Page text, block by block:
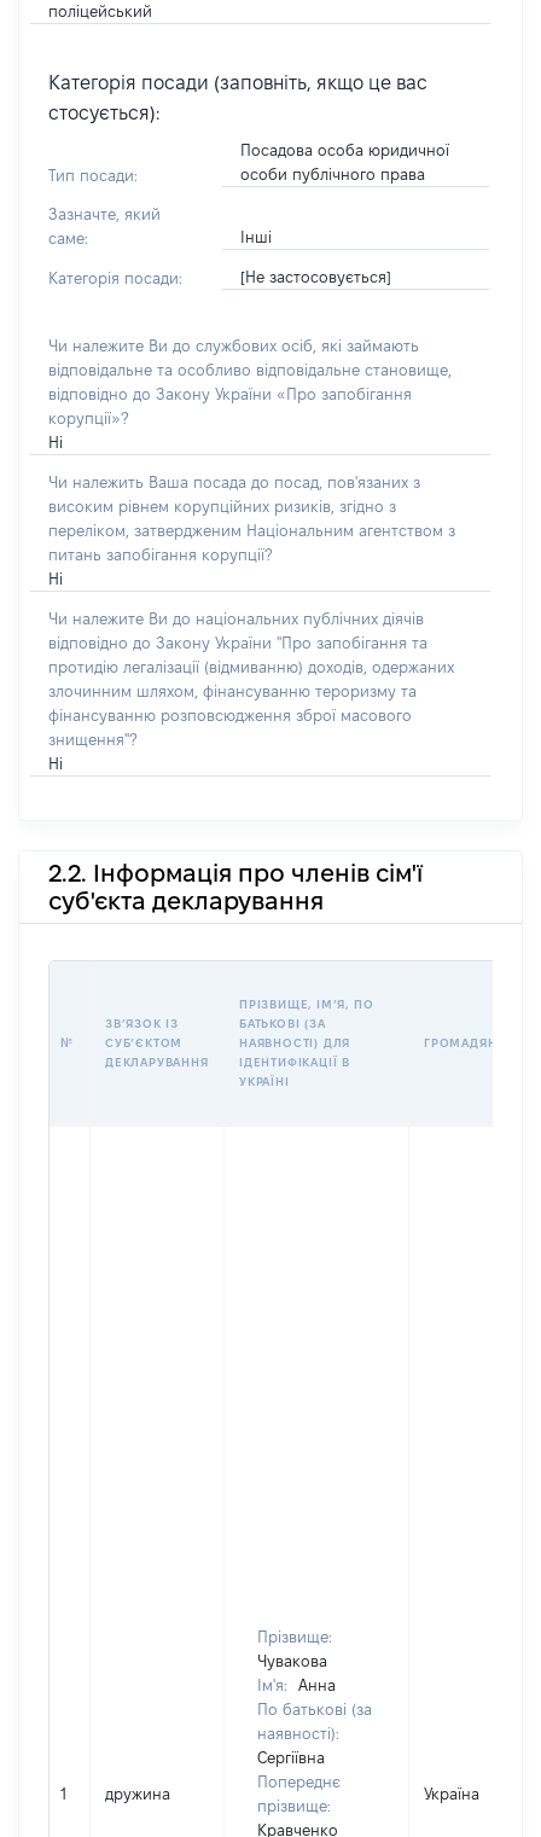
поліцейський
Категорія посади (заповніть, якщо це вас
стосується):
Тип посади:
Посадова особа юридичної
особи публічного права
Зазначте, який
саме:
Інші
Категорія посади: [Не застосовується]
Чи належите Ви до службових осіб, які займають
відповідальне та особливо відповідальне становище,
відповідно до Закону України «Про запобігання
корупції»?
Ні
Чи належить Ваша посада до посад, пов'язаних з
високим рівнем корупційних ризиків, згідно з
переліком, затвердженим Національним агентством з
питань запобігання корупції?
Ні
Чи належите Ви до національних публічних діячів
відповідно до Закону України "Про запобігання та
протидію легалізації (відмиванню) доходів, одержаних
злочинним шляхом, фінансуванню тероризму та
фінансуванню розповсюдження зброї масового
знищення"?
Ні
2.2. Інформація про членів сім'ї
суб'єкта декларування
№
ЗВʼЯЗОК ІЗ
СУБʼЄКТОМ
ДЕКЛАРУВАННЯ
ПРІЗВИЩЕ, ІМʼЯ, ПО
БАТЬКОВІ (ЗА
НАЯВНОСТІ) ДЛЯ
ІДЕНТИФІКАЦІЇ В
УКРАЇНІ
ГРОМАДЯНСТВО
1 дружина
Прізвище:
Чувакова
Ім'я:
Анна
По батькові (за
наявності):
Сергіївна
Попереднє
прізвище:
Кравченко
Україна